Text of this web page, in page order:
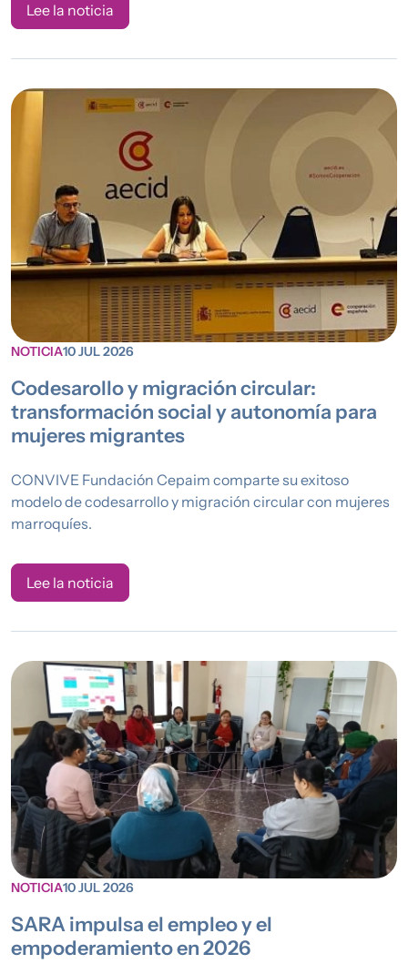
Lee la noticia
NOTICIA10 JUL 2026
Codesarollo y migración circular:
transformación social y autonomía para
mujeres migrantes
CONVIVE Fundación Cepaim comparte su exitoso
modelo de codesarrollo y migración circular con mujeres
marroquíes.
Lee la noticia
NOTICIA10 JUL 2026
SARA impulsa el empleo y el
empoderamiento en 2026